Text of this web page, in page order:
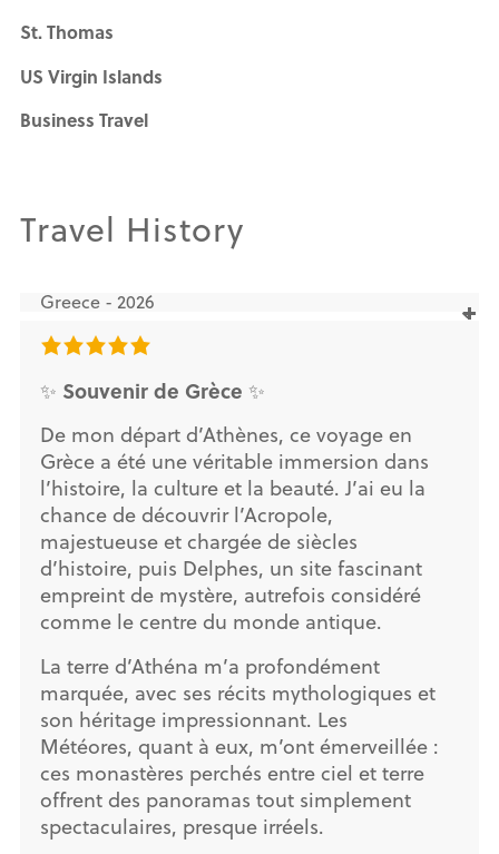
St. Thomas
US Virgin Islands
Business Travel
Travel History
Greece - 2026
✨ Souvenir de Grèce ✨
De mon départ d’Athènes, ce voyage en
Grèce a été une véritable immersion dans
l’histoire, la culture et la beauté. J’ai eu la
chance de découvrir l’Acropole,
majestueuse et chargée de siècles
d’histoire, puis Delphes, un site fascinant
empreint de mystère, autrefois considéré
comme le centre du monde antique.
La terre d’Athéna m’a profondément
marquée, avec ses récits mythologiques et
son héritage impressionnant. Les
Météores, quant à eux, m’ont émerveillée :
ces monastères perchés entre ciel et terre
offrent des panoramas tout simplement
spectaculaires, presque irréels.